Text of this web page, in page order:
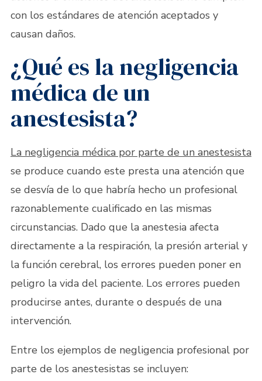
con los estándares de atención aceptados y
causan daños.
¿Qué es la negligencia
médica de un
anestesista?
La negligencia médica por parte de un anestesista
se produce cuando este presta una atención que
se desvía de lo que habría hecho un profesional
razonablemente cualificado en las mismas
circunstancias. Dado que la anestesia afecta
directamente a la respiración, la presión arterial y
la función cerebral, los errores pueden poner en
peligro la vida del paciente. Los errores pueden
producirse antes, durante o después de una
intervención.
Entre los ejemplos de negligencia profesional por
parte de los anestesistas se incluyen: